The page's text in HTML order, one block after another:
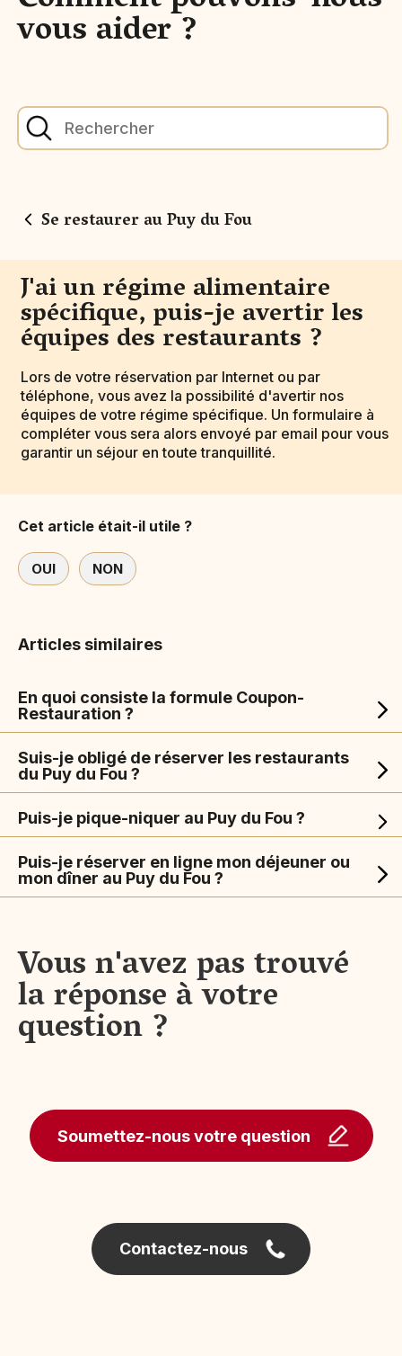
vous aider ?
Se restaurer au Puy du Fou
J'ai un régime alimentaire
spécifique, puis-je avertir les
équipes des restaurants ?
Lors de votre réservation par Internet ou par
téléphone, vous avez la possibilité d'avertir nos
équipes de votre régime spécifique. Un formulaire à
compléter vous sera alors envoyé par email pour vous
garantir un séjour en toute tranquillité.
Cet article était-il utile ?
OUI NON
Articles similaires
En quoi consiste la formule Coupon-
Restauration ?
Suis-je obligé de réserver les restaurants
du Puy du Fou ?
Puis-je pique-niquer au Puy du Fou ?
Puis-je réserver en ligne mon déjeuner ou
mon dîner au Puy du Fou ?
Vous n'avez pas trouvé
la réponse à votre
question ?
Soumettez-nous votre question
Contactez-nous